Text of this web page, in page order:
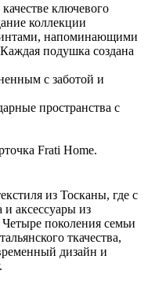
ключевого
коллекции
напоминающими
подушка создана
с заботой и
пространства с
Frati Home.
из Тосканы, где с
аксессуары из
поколения семьи
ткачества,
дизайн и